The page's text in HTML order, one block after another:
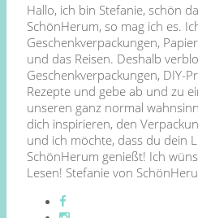
Hallo, ich bin Stefanie, schön
SchönHerum, so mag ich es.
Geschenkverpackungen,
und das Reisen. Deshalb
Geschenkverpackungen, DIY-
Rezepte und gebe ab und zu
unseren ganz normal
dich inspirieren, den
und ich möchte, dass du dein
SchönHerum genießt! Ich
Lesen! Stefanie von